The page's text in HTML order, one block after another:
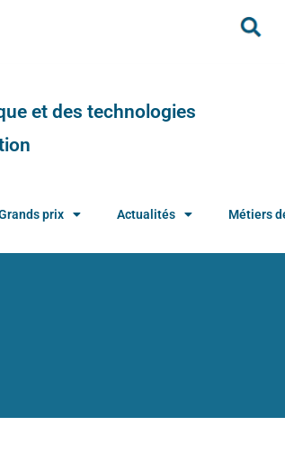
et des technologies
prix Actualités Métiers